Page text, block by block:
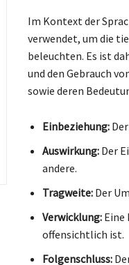
Im Kontext der
verwendet, um die
beleuchten. Es ist
und den Gebrauch
sowie deren
Einbeziehung:
Auswirkung: Der
andere.
Tragweite: Der
Verwicklung: Eine
offensichtlich ist.
Folgenschluss: